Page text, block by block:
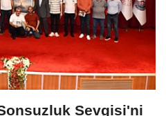
Sevgisi'ni